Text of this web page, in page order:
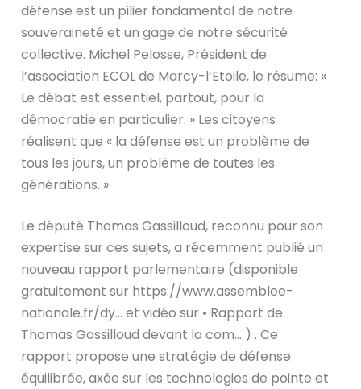
défense est un pilier fondamental de notre
souveraineté et un gage de notre sécurité
collective. Michel Pelosse, Président de
l’association ECOL de Marcy-l’Etoile, le résume: «
Le débat est essentiel, partout, pour la
démocratie en particulier. » Les citoyens
réalisent que « la défense est un problème de
tous les jours, un problème de toutes les
générations. »
Le député Thomas Gassilloud, reconnu pour son
expertise sur ces sujets, a récemment publié un
nouveau rapport parlementaire (disponible
gratuitement sur https://www.assemblee-
nationale.fr/dy… et vidéo sur • Rapport de
Thomas Gassilloud devant la com… ) . Ce
rapport propose une stratégie de défense
équilibrée, axée sur les technologies de pointe et